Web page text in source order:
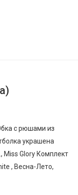
с рюшами из
украшена
Miss Glory Комплект
, Весна-Лето,